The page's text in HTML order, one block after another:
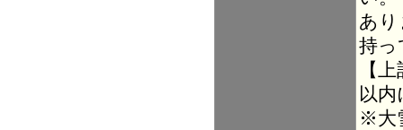
あ
持っ
【
以内
※大